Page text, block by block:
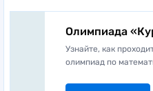
Олимпиада
Узнайте, как
олимпиад по